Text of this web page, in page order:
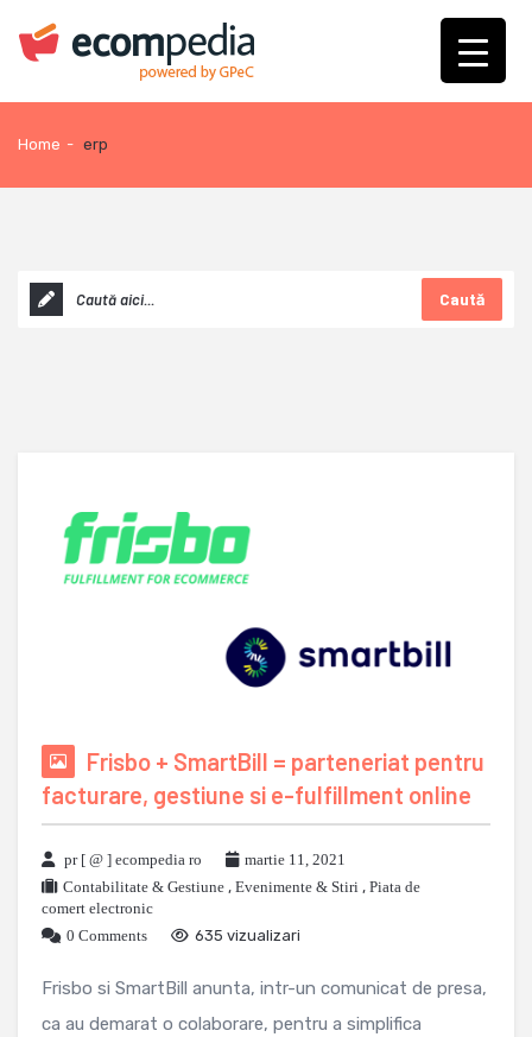
Home - erp
Caută
Frisbo + SmartBill = parteneriat pentru
facturare, gestiune si e-fulfillment online
pr [ @ ] ecompedia ro
martie 11, 2021
Contabilitate & Gestiune , Evenimente & Stiri , Piata de
comert electronic
0 Comments
635 vizualizari
Frisbo si SmartBill anunta, intr-un comunicat de presa,
ca au demarat o colaborare, pentru a simplifica